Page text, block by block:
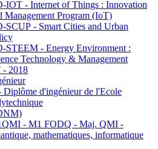
IOT - Internet of Things : Innovation
Management Program (IoT)
SCUP - Smart Cities and Urban
STEEM - Energy Environment :
Technology & Management
- 2018
Diplôme d'ingénieur de l'Ecole
- M1 FODQ - Maj. QMI -
mathematiques, informatique